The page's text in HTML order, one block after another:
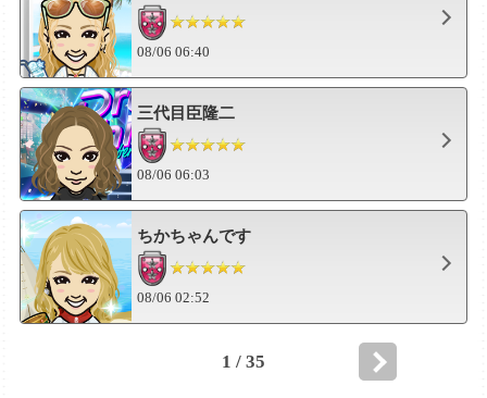
08/06 06:40
三代目臣隆二
08/06 06:03
ちかちゃんです
08/06 02:52
1 / 35